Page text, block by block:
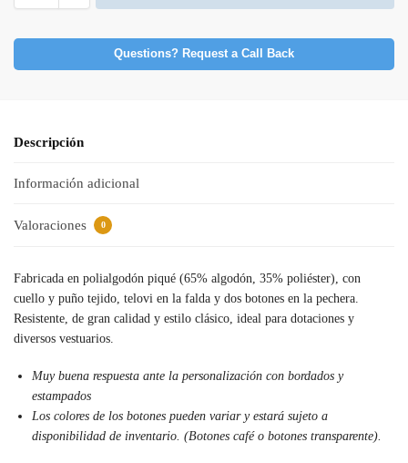
Questions? Request a Call Back
Descripción
Información adicional
Valoraciones 0
Fabricada en polialgodón piqué (65% algodón, 35% poliéster), con
cuello y puño tejido, telovi en la falda y dos botones en la pechera.
Resistente, de gran calidad y estilo clásico, ideal para dotaciones y
diversos vestuarios.
Muy buena respuesta ante la personalización con bordados y
estampados
Los colores de los botones pueden variar y estará sujeto a
disponibilidad de inventario. (Botones café o botones transparente).